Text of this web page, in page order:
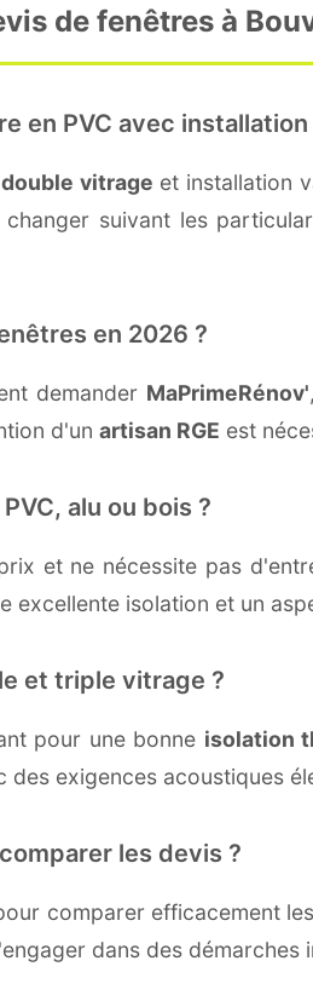
de fenêtres à
en PVC avec installation
double vitrage et installation
suivant les
en 2026 ?
demander MaPrimeRénov'
d'un artisan RGE est
alu ou bois ?
et ne nécessite pas
excellente isolation et un
et triple vitrage ?
pour une bonne isolation
exigences acoustiques
les devis ?
comparer efficacement
dans des démarches